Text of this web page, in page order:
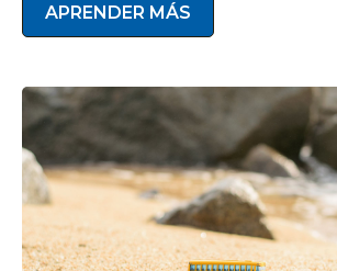
APRENDER MÁS